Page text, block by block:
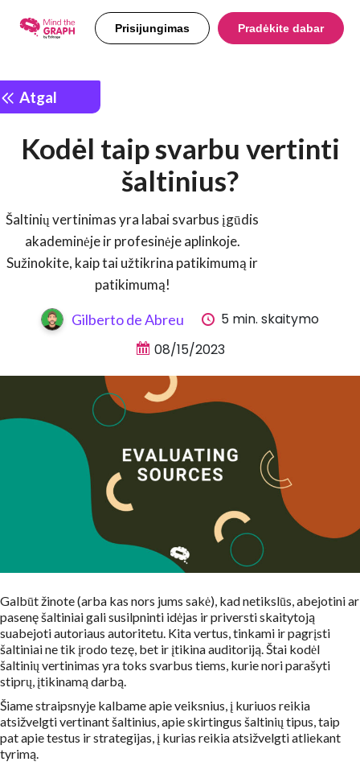
Prisijungimas Pradėkite dabar
Atgal
Kodėl taip svarbu vertinti
šaltinius?
Šaltinių vertinimas yra labai svarbus įgūdis
akademinėje ir profesinėje aplinkoje.
Sužinokite, kaip tai užtikrina patikimumą ir
patikimumą!
Gilberto de Abreu
5 min. skaitymo
08/15/2023
Galbūt žinote (arba kas nors jums sakė), kad netikslūs, abejotini ar
pasenę šaltiniai gali susilpninti idėjas ir priversti skaitytoją
suabejoti autoriaus autoritetu. Kita vertus, tinkami ir pagrįsti
šaltiniai ne tik įrodo tezę, bet ir įtikina auditoriją. Štai kodėl
šaltinių vertinimas yra toks svarbus tiems, kurie nori parašyti
stiprų, įtikinamą darbą.
Šiame straipsnyje kalbame apie veiksnius, į kuriuos reikia
atsižvelgti vertinant šaltinius, apie skirtingus šaltinių tipus, taip
pat apie testus ir strategijas, į kurias reikia atsižvelgti atliekant
tyrimą.